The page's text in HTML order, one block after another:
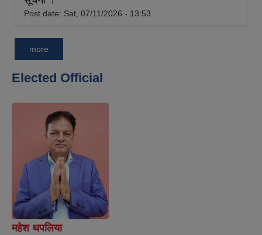
Post date: Sat, 07/11/2026 - 13:53
more
Elected Official
महेश थपलिया